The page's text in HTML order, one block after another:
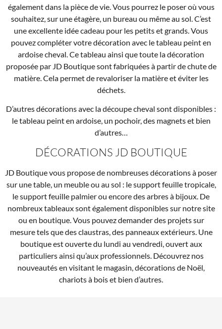
également dans la pièce de vie. Vous pourrez le poser où vous
souhaitez, sur une étagère, un bureau ou même au sol. C’est
une excellente idée cadeau pour les petits et grands. Vous
pouvez compléter votre décoration avec le tableau peint en
ardoise cheval. Ce tableau ainsi que toute la décoration
proposée par JD Boutique sont fabriquées à partir de chute de
matière. Cela permet de revaloriser la matière et éviter les
déchets.
D’autres décorations avec la découpe cheval sont disponibles :
le tableau peint en ardoise, un pochoir, des magnets et bien
d’autres…
DÉCORATIONS JD BOUTIQUE
JD Boutique vous propose de nombreuses décorations à poser
sur une table, un meuble ou au sol : le support feuille tropicale,
le support feuille palmier ou encore des arbres à bijoux. De
nombreux tableaux sont également disponibles sur notre site
ou en boutique. Vous pouvez demander des projets sur
mesure tels que des claustras, des panneaux extérieurs. Une
boutique est ouverte du lundi au vendredi, ouvert aux
particuliers ainsi qu’aux professionnels. Découvrez nos
nouveautés en visitant le magasin, décorations de Noël,
chariots à bois et bien d’autres.